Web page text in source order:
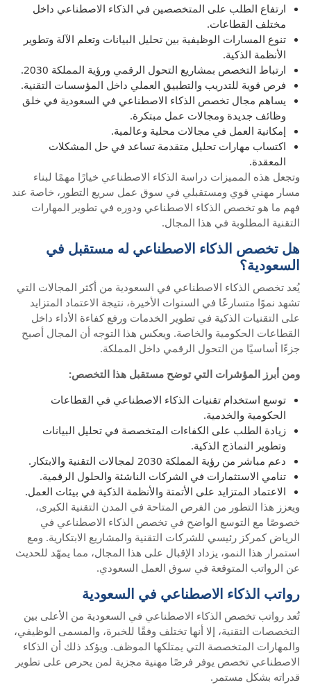
ارتفاع الطلب على المتخصصين في الذكاء الاصطناعي داخل
مختلف القطاعات.
تنوع المسارات الوظيفية بين تحليل البيانات وتعلم الآلة وتطوير
الأنظمة الذكية.
ارتباط التخصص بمشاريع التحول الرقمي ورؤية المملكة 2030.
فرص قوية للتدريب والتطبيق العملي داخل المؤسسات التقنية.
يساهم مجال تخصص الذكاء الاصطناعي في السعودية في خلق
وظائف جديدة ومجالات عمل مبتكرة.
إمكانية العمل في مجالات محلية وعالمية.
اكتساب مهارات تحليل متقدمة تساعد في حل المشكلات
المعقدة.
وتجعل هذه المميزات دراسة الذكاء الاصطناعي خيارًا مهمًا لبناء
مسار مهني قوي ومستقبلي في سوق عمل سريع التطور، خاصة عند
فهم ما هو تخصص الذكاء الاصطناعي ودوره في تطوير المهارات
التقنية المطلوبة في هذا المجال.
هل تخصص الذكاء الاصطناعي له مستقبل في
السعودية؟
يُعد تخصص الذكاء الاصطناعي في السعودية من أكثر المجالات التي
تشهد نموًا متسارعًا في السنوات الأخيرة، نتيجة الاعتماد المتزايد
على التقنيات الذكية في تطوير الخدمات ورفع كفاءة الأداء داخل
القطاعات الحكومية والخاصة. ويعكس هذا التوجه أن المجال أصبح
جزءًا أساسيًا من التحول الرقمي داخل المملكة.
ومن أبرز المؤشرات التي توضح مستقبل هذا التخصص:
توسع استخدام تقنيات الذكاء الاصطناعي في القطاعات
الحكومية والخدمية.
زيادة الطلب على الكفاءات المتخصصة في تحليل البيانات
وتطوير النماذج الذكية.
دعم مباشر من رؤية المملكة 2030 لمجالات التقنية والابتكار.
تنامي الاستثمارات في الشركات الناشئة والحلول الرقمية.
الاعتماد المتزايد على الأتمتة والأنظمة الذكية في بيئات العمل.
ويعزز هذا التطور من الفرص المتاحة في المدن التقنية الكبرى،
خصوصًا مع التوسع الواضح في تخصص الذكاء الاصطناعي في
الرياض كمركز رئيسي للشركات التقنية والمشاريع الابتكارية. ومع
استمرار هذا النمو، يزداد الإقبال على هذا المجال، مما يمهّد للحديث
عن الرواتب المتوقعة في سوق العمل السعودي.
رواتب الذكاء الاصطناعي في السعودية
تُعد رواتب تخصص الذكاء الاصطناعي في السعودية من الأعلى بين
التخصصات التقنية، إلا أنها تختلف وفقًا للخبرة، والمسمى الوظيفي،
والمهارات المتخصصة التي يمتلكها الموظف. ويؤكد ذلك أن الذكاء
الاصطناعي تخصص يوفر فرصًا مهنية مجزية لمن يحرص على تطوير
قدراته بشكل مستمر.